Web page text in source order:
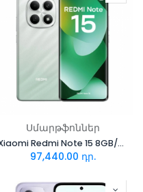
Սմարթֆոններ
Xiaomi Redmi Note 15 8GB/256GB Forest Green
97,440.00 դր.